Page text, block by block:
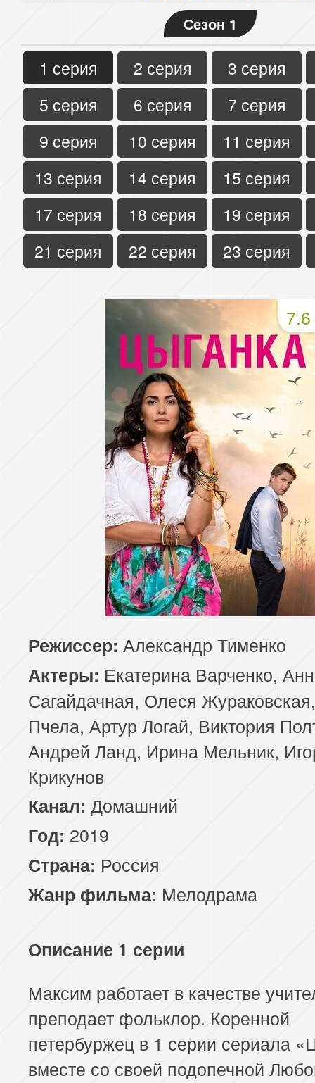
Сезон 1
1 серия 2 серия
3 серия
5 серия
6 серия
7 серия
9 серия
10 серия
11 серия
13 серия
14 серия
15 серия
17 серия
18 серия
19 серия
21 серия
22 серия 23 серия
7.6
Режиссер: Александр Тименко
Актеры: Екатерина Варченко,
Сагайдачная, Олеся
Пчела, Артур Логай, Виктория
Андрей Ланд, Ирина Мельник,
Крикунов
Канал: Домашний
Год: 2019
Страна: Россия
Жанр фильма: Мелодрама
Описание 1 серии
Максим работает в качестве
преподает фольклор. Коренной
петербуржец в 1 серии сериала
вместе со своей подопечной